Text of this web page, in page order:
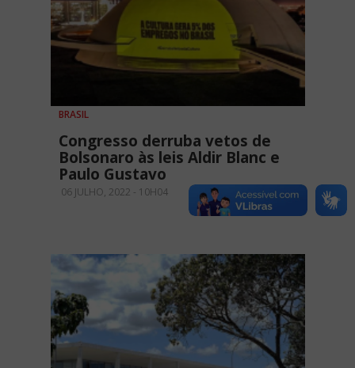
BRASIL
Congresso derruba vetos de
Bolsonaro às leis Aldir Blanc e
Paulo Gustavo
06 JULHO, 2022 - 10H04